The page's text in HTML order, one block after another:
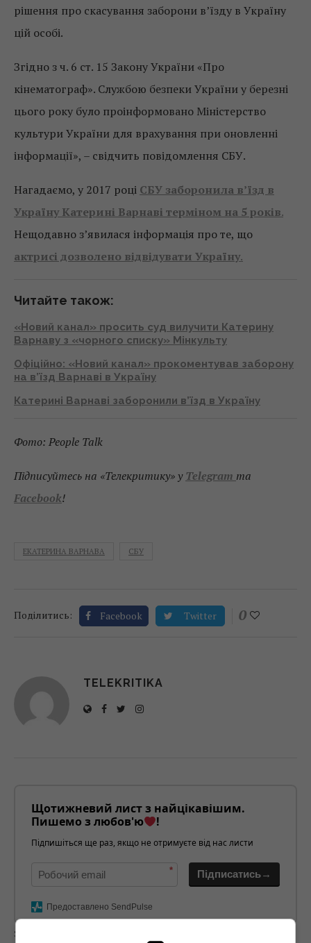
рішення про скасування заборони в’їзду в Україну
цій особі.
Згідно з ч. 6 ст. 15 Закону України «Про
кінематограф». Службою безпеки України у березні
цього року було проінформовано Міністерство
культури України для врахування при оновленні
інформації», – свідчить повідомлення СБУ.
Нагадаємо, у 2017 році СБУ заборонила в’їзд в
Україну Катерині Варнаві терміном на 5 років.
Нещодавно з’явилася інформація про те, що
актрисі дозволено відвідувати Україну.
Читайте також:
«Новий канал» просить суд вилучити Катерину
Варнаву з «чорного списку» Мінкульту
Офіційно: «Новий канал» прокоментував заборону
на в’їзд Варнаві в Україну
Катерині Варнаві заборонили в’їзд в Україну
Фото: People Talk
Підписуйтесь на «Телекритику» у Telegram та
Facebook!
ЕКАТЕРИНА ВАРНАВА СБУ
Поділитись: Facebook Twitter 0
TELEKRITIKA
Щотижневий лист з найцікавішим.
Пишемо з любов'ю
!
Підпишіться ще раз, якщо не отримуєте від нас листи
* Підписатись→
Предоставлено SendPulse
загрузка...